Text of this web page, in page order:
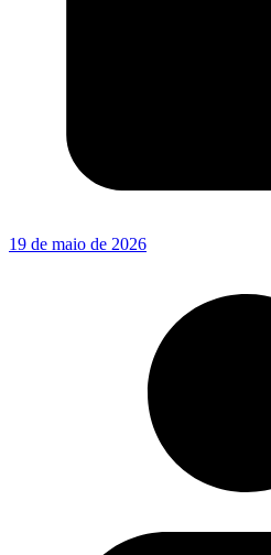
19 de maio de 2026